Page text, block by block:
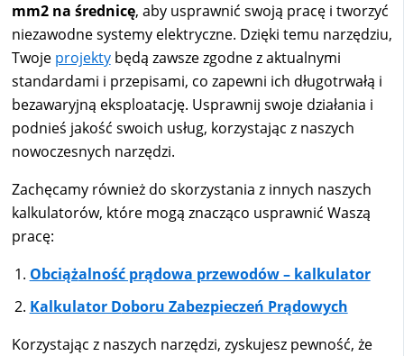
mm2 na średnicę, aby usprawnić swoją pracę i tworzyć
niezawodne systemy elektryczne. Dzięki temu narzędziu,
Twoje projektybędą zawsze zgodne z aktualnymi
standardami i przepisami, co zapewni ich długotrwałą i
bezawaryjną eksploatację. Usprawnij swoje działania i
podnieś jakość swoich usług, korzystając z naszych
nowoczesnych narzędzi.
Zachęcamy również do skorzystania z innych naszych
kalkulatorów, które mogą znacząco usprawnić Waszą
pracę:
Obciążalność prądowa przewodów – kalkulator
Kalkulator Doboru Zabezpieczeń Prądowych
Korzystając z naszych narzędzi, zyskujesz pewność, że